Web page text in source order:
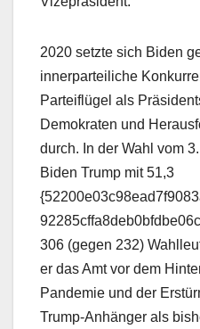
2020 setzte sich Biden
innerparteiliche
Parteiflügel als
Demokraten und
durch. In der Wahl vom
Biden Trump mit 51,3
306 (gegen 232)
er das Amt vor dem
Pandemie und der
Trump-Anhänger als